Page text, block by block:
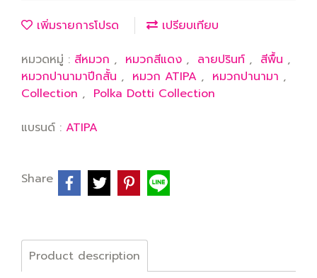
เพิ่มรายการโปรด
เปรียบเทียบ
หมวดหมู่ : สีหมวก , หมวกสีแดง , ลายปรินท์ , สีพื้น ,
หมวกปานามาปีกสั้น , หมวก ATIPA , หมวกปานามา ,
Collection , Polka Dotti Collection
แบรนด์ : ATIPA
Share
Product description